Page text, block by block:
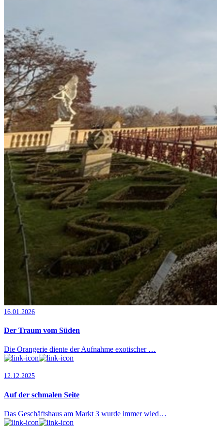
16.01.2026
Der Traum vom Süden
Die Orangerie diente der Aufnahme exotischer …
12.12.2025
Auf der schmalen Seite
Das Geschäftshaus am Markt 3 wurde immer wied…